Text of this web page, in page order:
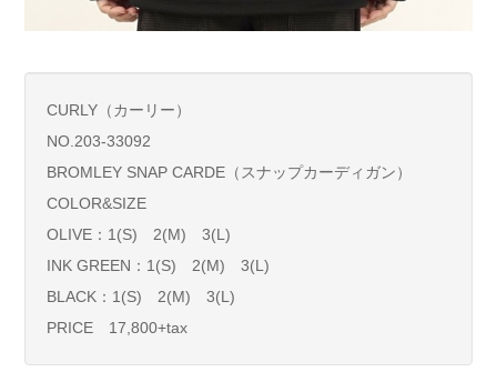
CURLY（カーリー）
NO.203-33092
BROMLEY SNAP CARDE（スナップカーディガン）
COLOR&SIZE
OLIVE：1(S) 2(M) 3(L)
INK GREEN：1(S) 2(M) 3(L)
BLACK：1(S) 2(M) 3(L)
PRICE 17,800+tax